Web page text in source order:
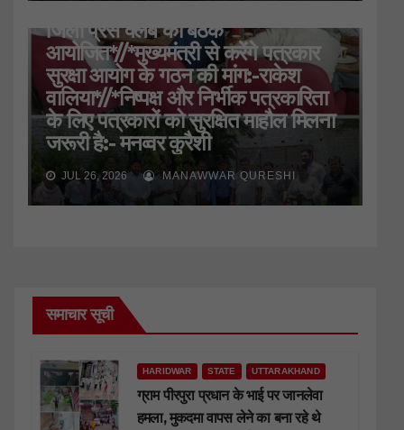
जिला प्रेस क्लब की बैठक
आयोजित*//*मुख्यमंत्री से करेंगे पत्रकार
सुरक्षा आयोग के गठन की मांग:-राकेश
वालिया*//*निष्पक्ष और निर्भीक पत्रकारिता
के लिए पत्रकारों को सुरक्षित माहौल मिलना
जरूरी है:- मनव्वर कुरैशी
JUL 26, 2026 MANAWWAR QURESHI
समाचार सूची
HARIDWAR STATE UTTARAKHAND
ग्राम पीरपुरा प्रधान के भाई पर जानलेवा
हमला, मुकदमा वापस लेने का बना रहे थे